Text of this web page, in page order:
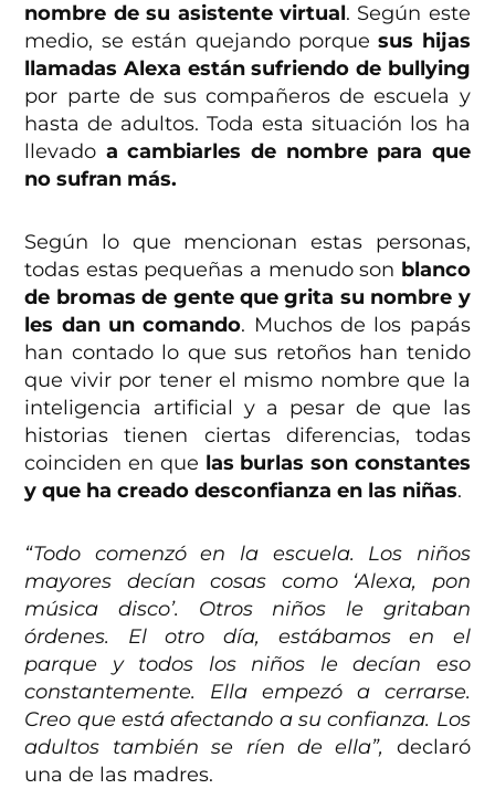
nombre de su asistente virtual. Según este
medio, se están quejando porquesus hijas
llamadas Alexa están sufriendo de bullying
por parte de sus compañeros de escuela y
hasta de adultos. Toda esta situación los ha
llevado a cambiarles de nombre para que
no sufran más.
Según lo que mencionan estas personas,
todas estas pequeñas a menudo son blanco
de bromas de gente que grita su nombre y
les dan un comando. Muchos de los papás
han contado lo que sus retoños han tenido
que vivir por tener el mismo nombre que la
inteligencia artificial y a pesar de que las
historias tienen ciertas diferencias, todas
coinciden en que las burlas son constantes
y que ha creado desconfianza en las niñas.
“Todo comenzó en la escuela. Los niños
mayores decían cosas como ‘Alexa, pon
música disco’. Otros niños le gritaban
órdenes. El otro día, estábamos en el
parque y todos los niños le decían eso
constantemente. Ella empezó a cerrarse.
Creo que está afectando a su confianza. Los
adultos también se ríen de ella”, declaró
una de las madres.